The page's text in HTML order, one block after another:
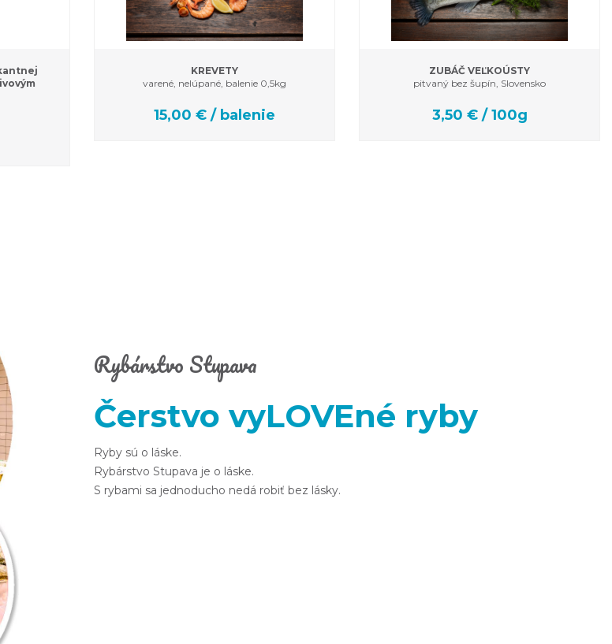
KREVETY
varené, nelúpané, balenie 0,5kg
15,00 € / balenie
ZUBÁČ VEĽKOÚSTY
pitvaný bez šupín, Slovensko
3,50 € / 100g
Rybárstvo Stupava
Čerstvo vyLOVEné ryby
Ryby sú o láske.
Rybárstvo Stupava je o láske.
S rybami sa jednoducho nedá robiť bez lásky.